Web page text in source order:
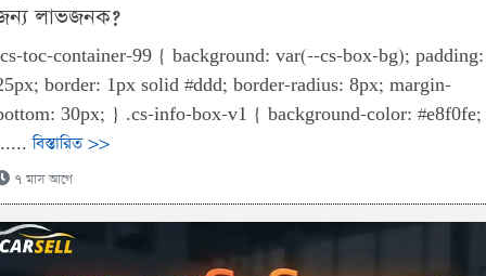
লাভজনক?
toc-container-99 { background: var(--cs-box-bg); padding:
border: 1px solid #ddd; border-radius: 8px; margin-
30px; } .cs-info-box-v1 { background-color: #e8f0fe;
বিস্তারিত >>
৭ মাস আগে